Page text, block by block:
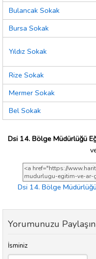
Bulancak Sokak
Bursa Sokak
Yıldız Sokak
Rize Sokak
Mermer Sokak
Bel Sokak
Dsi 14. Bölge Müdürlüğü
Dsi 14. Bölge
Yorumunuzu Paylaşın
İsminiz